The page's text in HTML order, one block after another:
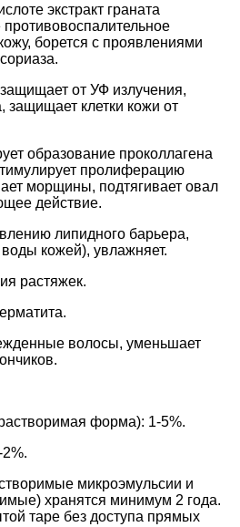
экстракт граната
борется с проявлениями
от УФ излучения,
защищает клетки кожи от
образование проколлагена
пролиферацию
морщины, подтягивает овал
действие.
липидного барьера,
кожей), увлажняет.
растяжек.
волосы, уменьшает
форма): 1-5%.
микроэмульсии и
хранятся минимум 2 года.
таре без доступа прямых